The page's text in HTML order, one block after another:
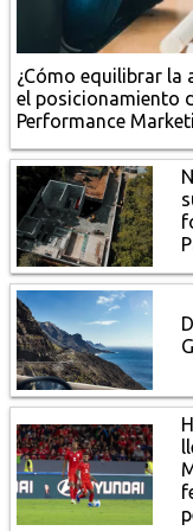
¿Cómo equilibrar la
el posicionamiento
Performance